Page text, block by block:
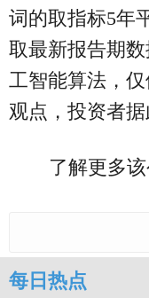
词的取指标5年
取最新报告期
工智能算法，
观点，投资者据
了解更多
每日热点